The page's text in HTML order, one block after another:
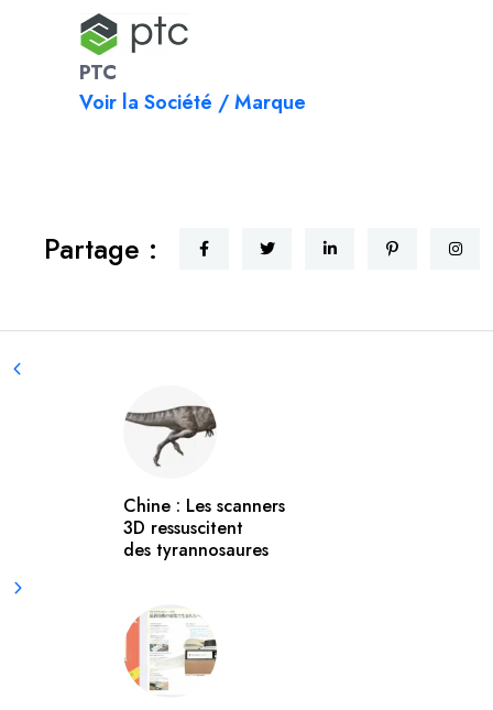
PTC
Voir la Société / Marque
Partage :
Chine : Les scanners
3D ressuscitent
des tyrannosaures